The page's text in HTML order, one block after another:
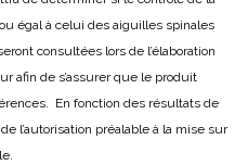
égal à celui des aiguilles spinales
consultées lors de l’élaboration
afin de s’assurer que le produit
En fonction des résultats de
l’autorisation préalable à la mise sur